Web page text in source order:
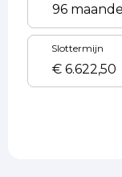
Slottermijn